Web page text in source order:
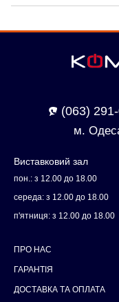
(063)
м.
Виставковий зал
пон.: з 12.00 до 18.00
середа: з 12.00 до 18.00
п'ятниця: з 12.00 до 18.00
ПРО НАС
ГАРАНТІЯ
ДОСТАВКА ТА ОПЛАТА